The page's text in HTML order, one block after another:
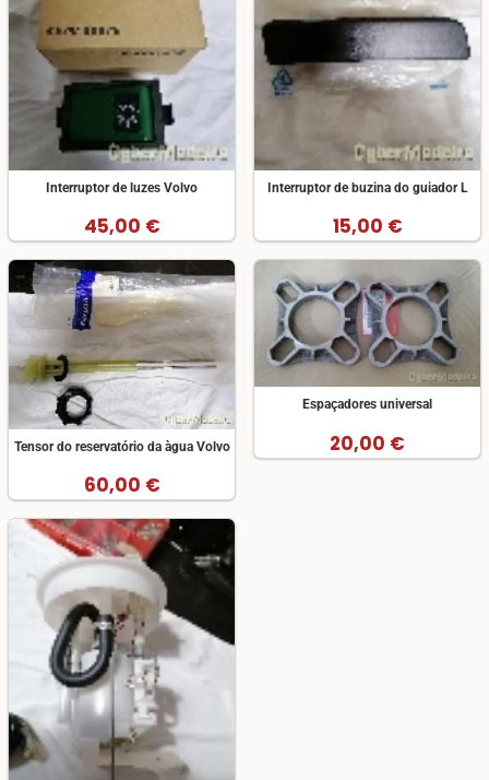
Interruptor de luzes Volvo
45,00 €
Interruptor de buzina do guiador L
15,00 €
Tensor do reservatório da àgua Volvo
60,00 €
Espaçadores universal
20,00 €